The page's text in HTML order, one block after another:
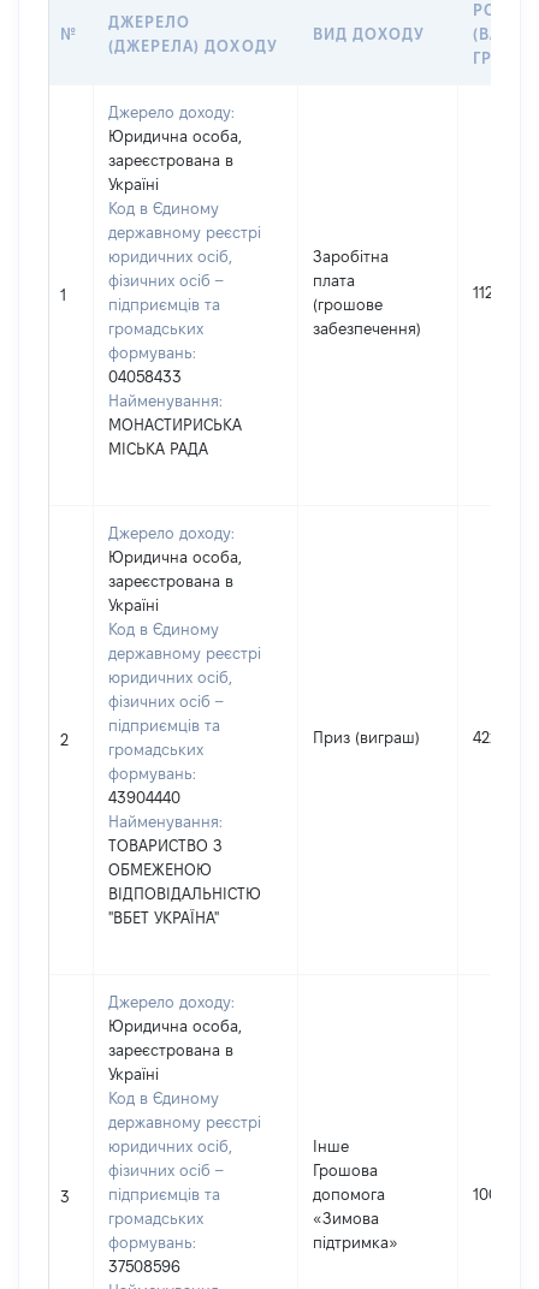
№
ДЖЕРЕЛО
(ДЖЕРЕЛА) ДОХОДУ
ВИД ДОХОДУ
РОЗМІР
ГРН
1
Джерело доходу:
Юридична особа,
зареєстрована в
Україні
Код в Єдиному
державному реєстрі
юридичних осіб,
фізичних осіб –
підприємців та
громадських
формувань:
04058433
Найменування:
МОНАСТИРИСЬКА
МІСЬКА РАДА
Заробітна
плата
(грошове
забезпечення)
112266
2
Джерело доходу:
Юридична особа,
зареєстрована в
Україні
Код в Єдиному
державному реєстрі
юридичних осіб,
фізичних осіб –
підприємців та
громадських
формувань:
43904440
Найменування:
ТОВАРИСТВО З
ОБМЕЖЕНОЮ
ВІДПОВІДАЛЬНІСТЮ
"ВБЕТ УКРАЇНА"
Приз (виграш) 4222
3
Джерело доходу:
Юридична особа,
зареєстрована в
Україні
Код в Єдиному
державному реєстрі
юридичних осіб,
фізичних осіб –
підприємців та
громадських
формувань:
37508596
Інше
Грошова
допомога
«Зимова
підтримка»
1000